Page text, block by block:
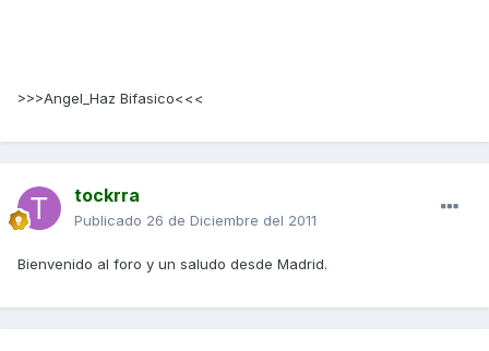
>>>Angel_Haz Bifasico<<<
tockrra
Publicado 26 de Diciembre del 2011
Bienvenido al foro y un saludo desde Madrid.